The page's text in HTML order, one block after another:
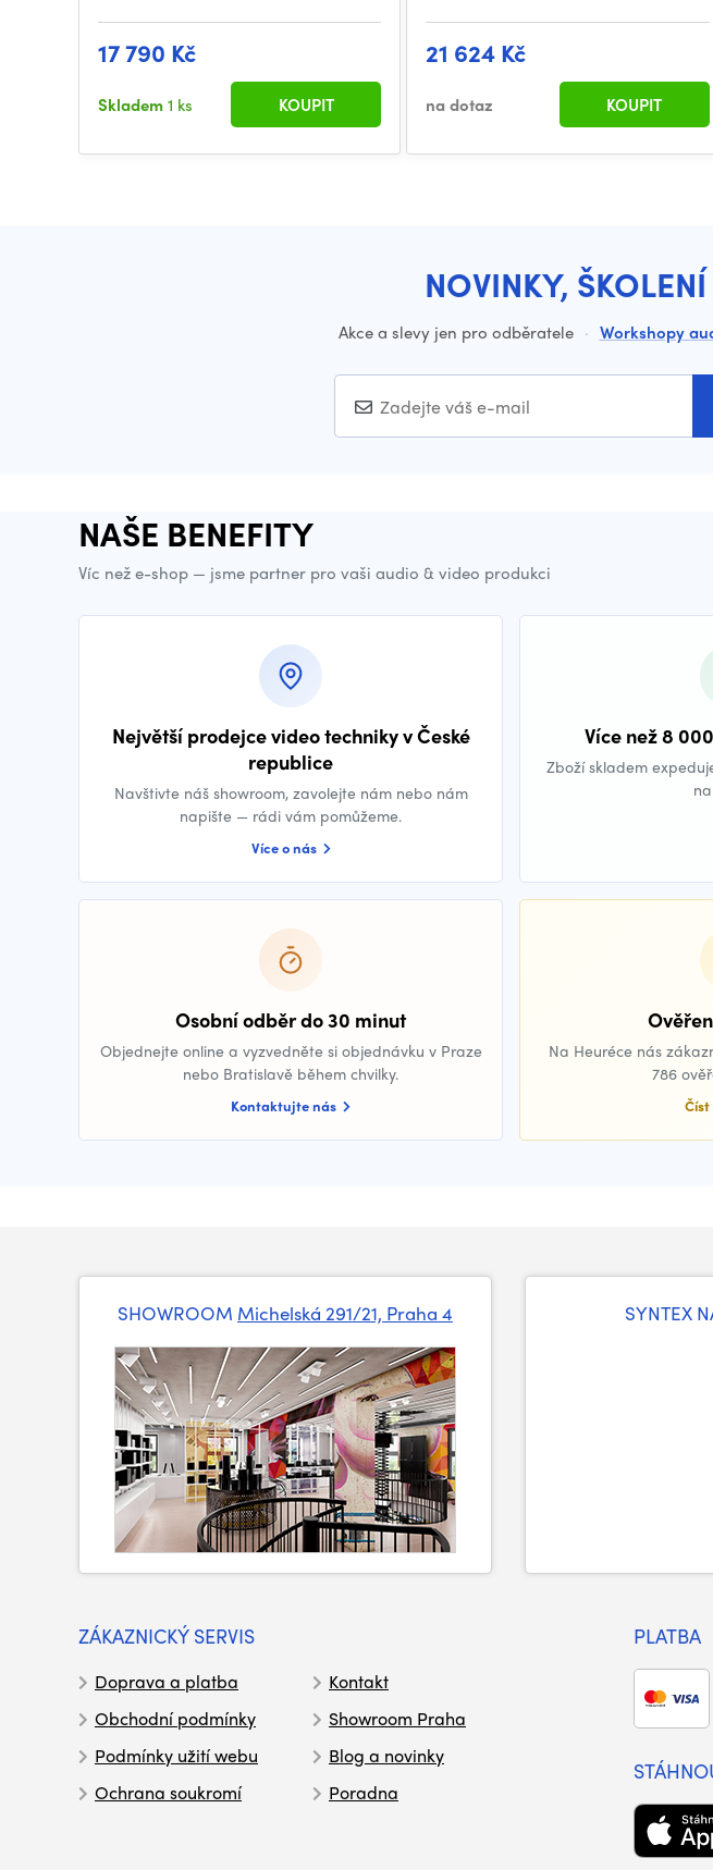
17 790 Kč
Skladem1 ks KOUPIT
21 624 Kč
na dotaz KOUPIT
NOVINKY,
Akce a slevy jen pro odběratele · Workshopy
NAŠE BENEFITY
Víc než e-shop — jsme partner pro vaši audio & video produkci
Největší prodejce video techniky v České
republice
Navštivte náš showroom, zavolejte nám nebo nám
napište — rádi vám pomůžeme.
Více o nás
Více než 8
Zboží skladem
Osobní odběr do 30 minut
Objednejte online a vyzvedněte si objednávku v Praze
nebo Bratislavě během chvilky.
Kontaktujte nás
Na Heuréce nás
786
SHOWROOM Michelská 291/21, Praha 4 SYNTEX
ZÁKAZNICKÝ SERVIS
Doprava a platba
Obchodní podmínky
Podmínky užití webu
Ochrana soukromí
Kontakt
Showroom Praha
Blog a novinky
Poradna
PLATBA